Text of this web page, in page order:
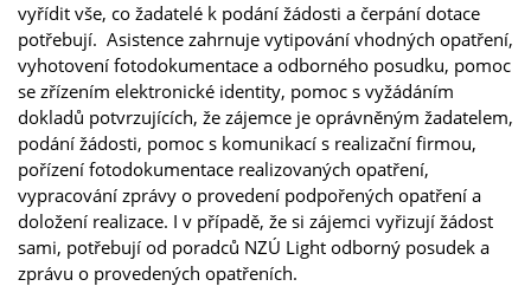
vyřídit vše, co žadatelé k podání žádosti a čerpání dotace
potřebují. Asistence zahrnuje vytipování vhodných opatření,
vyhotovení fotodokumentace a odborného posudku, pomoc
se zřízením elektronické identity, pomoc s vyžádáním
dokladů potvrzujících, že zájemce je oprávněným žadatelem,
podání žádosti, pomoc s komunikací s realizační firmou,
pořízení fotodokumentace realizovaných opatření,
vypracování zprávy o provedení podpořených opatření a
doložení realizace. I v případě, že si zájemci vyřizují žádost
sami, potřebují od poradců NZÚ Light odborný posudek a
zprávu o provedených opatřeních.